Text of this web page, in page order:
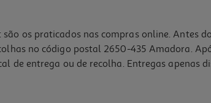
os praticados nas compras online. Antes
no código postal 2650-435 Amadora.
de entrega ou de recolha. Entregas